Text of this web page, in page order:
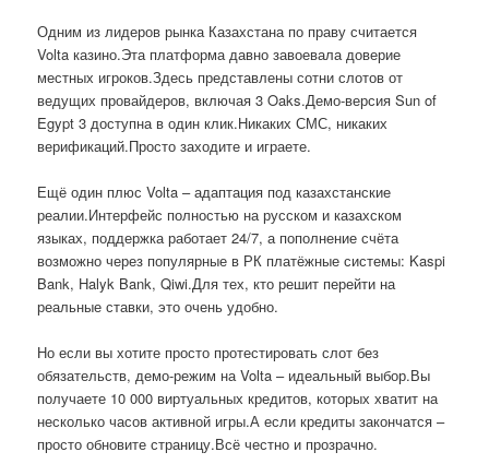
Одним из лидеров рынка Казахстана по праву считается
Volta казино.Эта платформа давно завоевала доверие
местных игроков.Здесь представлены сотни слотов от
ведущих провайдеров, включая 3 Oaks.Демо-версия Sun of
Egypt 3 доступна в один клик.Никаких СМС, никаких
верификаций.Просто заходите и играете.
Ещё один плюс Volta – адаптация под казахстанские
реалии.Интерфейс полностью на русском и казахском
языках, поддержка работает 24/7, а пополнение счёта
возможно через популярные в РК платёжные системы: Kaspi
Bank, Halyk Bank, Qiwi.Для тех, кто решит перейти на
реальные ставки, это очень удобно.
Но если вы хотите просто протестировать слот без
обязательств, демо-режим на Volta – идеальный выбор.Вы
получаете 10 000 виртуальных кредитов, которых хватит на
несколько часов активной игры.А если кредиты закончатся –
просто обновите страницу.Всё честно и прозрачно.